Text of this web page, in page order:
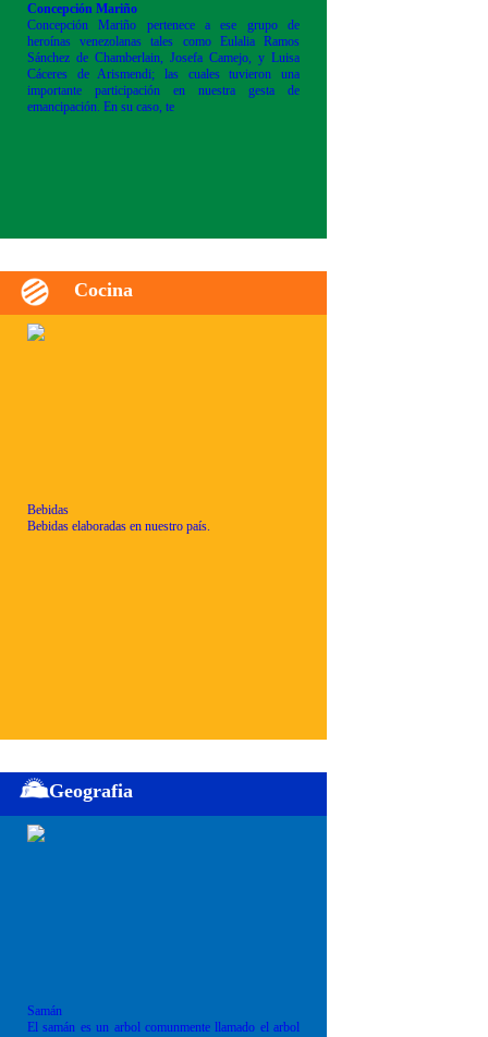
Concepción Mariño
Concepción Mariño pertenece a ese grupo de
heroínas venezolanas tales como Eulalia Ramos
Sánchez de Chamberlain, Josefa Camejo, y Luisa
Cáceres de Arismendi; las cuales tuvieron una
importante participación en nuestra gesta de
emancipación. En su caso, te
Cocina
Bebidas
Bebidas elaboradas en nuestro país.
Geografia
Samán
El samán es un arbol comunmente llamado el arbol